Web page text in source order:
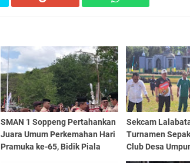
SMAN 1 Soppeng Pertahankan
Juara Umum Perkemahan Hari
Pramuka ke-65, Bidik Piala
Sekcam
Turnamen
Club Desa